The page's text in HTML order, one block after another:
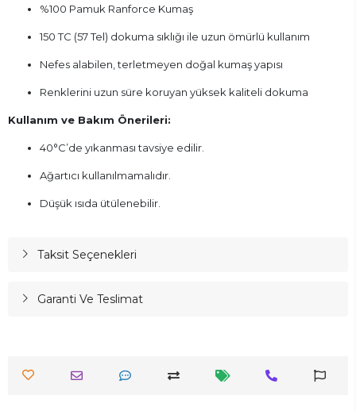
%100 Pamuk Ranforce Kumaş
150 TC (57 Tel) dokuma sıklığı ile uzun ömürlü kullanım
Nefes alabilen, terletmeyen doğal kumaş yapısı
Renklerini uzun süre koruyan yüksek kaliteli dokuma
Kullanım ve Bakım Önerileri:
40°C’de yıkanması tavsiye edilir.
Ağartıcı kullanılmamalıdır.
Düşük ısıda ütülenebilir.
Taksit Seçenekleri
Garanti Ve Teslimat